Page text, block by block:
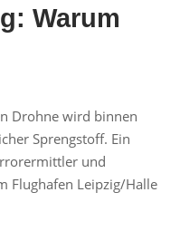
Warum
Drohne wird binnen
Sprengstoff. Ein
und
Flughafen Leipzig/Halle